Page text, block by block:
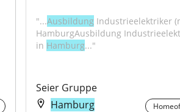
"...Ausbildung Industrieelektriker
HamburgAusbildung
in Hamburg..."
Seier Gruppe
Hamburg